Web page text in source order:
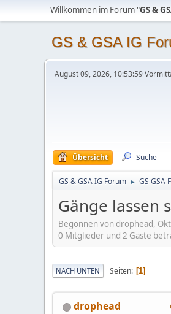
Willkommen im Forum "GS &
GS & GSA IG
August 09, 2026, 10:53:59
Übersicht Suche
GS & GSA IG Forum ► GS GSA
Gänge lassen
Begonnen von drophead,
0 Mitglieder und 2 Gäste
NACH UNTEN Seiten 1
drophead